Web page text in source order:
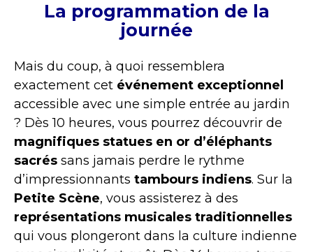
La programmation de la
journée
Mais du coup, à quoi ressemblera
exactement cet événement exceptionnel
accessible avec une simple entrée au jardin
? Dès 10 heures, vous pourrez découvrir de
magnifiques statues en or d’éléphants
sacrés sans jamais perdre le rythme
d’impressionnants tambours indiens. Sur la
Petite Scène, vous assisterez à des
représentations musicales traditionnelles
qui vous plongeront dans la culture indienne